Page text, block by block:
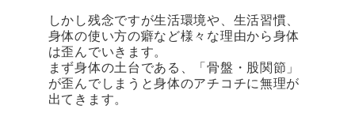
しかし残念ですが生活環境や、生活習慣、
身体の使い方の癖など様々な理由から身体
は歪んでいきます。
まず身体の土台である、「骨盤・股関節」
が歪んでしまうと身体のアチコチに無理が
出てきます。